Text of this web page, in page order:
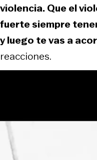
violencia. Que el
fuerte siempre
y luego te vas a
reacciones.